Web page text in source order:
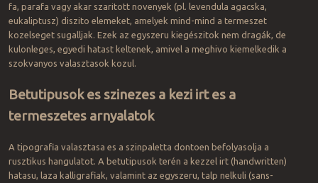
fa, parafa vagy akar szaritott novenyek (pl. levendula agacska,
eukaliptusz) diszito elemeket, amelyek mind-mind a termeszet
kozelseget sugalljak. Ezek az egyszeru kiegészitok nem dragák, de
kulonleges, egyedi hatast keltenek, amivel a meghivo kiemelkedik a
szokvanyos valasztasok kozul.
Betutipusok es szinezes a kezi irt es a
termeszetes arnyalatok
A tipografia valasztasa es a szinpaletta dontoen befolyasolja a
rusztikus hangulatot. A betutipusok terén a kezzel irt (handwritten)
hatasu, laza kalligrafiak, valamint az egyszeru, talp nelkuli (sans-